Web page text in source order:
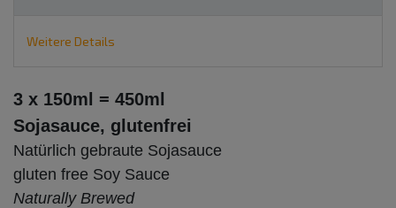
Weitere Details
3 x 150ml = 450ml
Sojasauce, glutenfrei
Natürlich gebraute Sojasauce
gluten free Soy Sauce
Naturally Brewed